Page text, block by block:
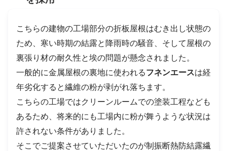
こちらの建物の工場部分の折板屋根はむき出し状態の
ため、寒い時期の結露と降雨時の騒音、そして屋根の
裏張り材の耐久性と埃の問題が懸念されました。
一般的に金属屋根の裏地に使われるフネンエースは経
年劣化すると繊維の粉が剥がれ落ちます。
こちらの工場ではクリーンルームでの塗装工程なども
あるため、将来的にも工場内に粉が舞うような状況は
許されない条件がありました。
そこでご提案させていただいたのが制振断熱防結露繊